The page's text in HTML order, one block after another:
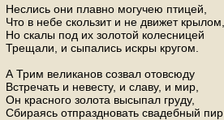
Неслись они плавно могучею птицей,
Что в небе скользит и не движет крылом,
Но скалы под их золотой колесницей
Трещали, и сыпались искры кругом.
А Трим великанов созвал отовсюду
Встречать и невесту, и славу, и мир,
Он красного золота высыпал груду,
Сбираясь отпраздновать свадебный пир.